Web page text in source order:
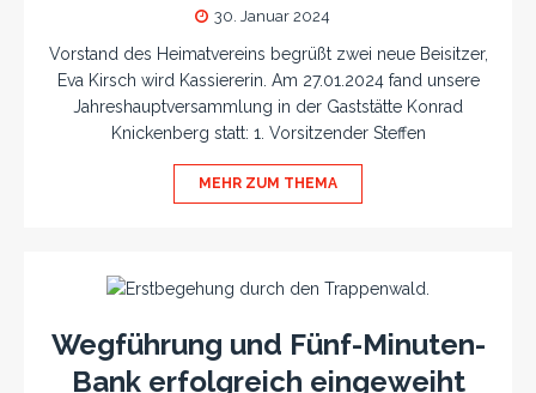
30. Januar 2024
Vorstand des Heimatvereins begrüßt zwei neue Beisitzer,
Eva Kirsch wird Kassiererin. Am 27.01.2024 fand unsere
Jahreshauptversammlung in der Gaststätte Konrad
Knickenberg statt: 1. Vorsitzender Steffen
MEHR ZUM THEMA
Wegführung und Fünf-Minuten-
Bank erfolgreich eingeweiht